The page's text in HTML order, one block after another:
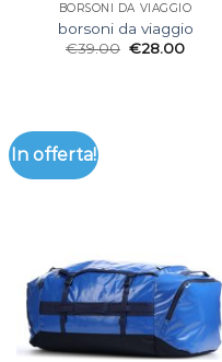
BORSONI DA VIAGGIO
borsoni da viaggio
€39.00 €28.00
In offerta!